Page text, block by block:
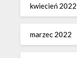
kwiecień 2022
marzec 2022